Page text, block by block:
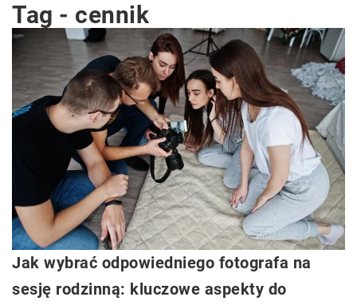
Tag - cennik
Jak wybrać odpowiedniego fotografa na
sesję rodzinną: kluczowe aspekty do